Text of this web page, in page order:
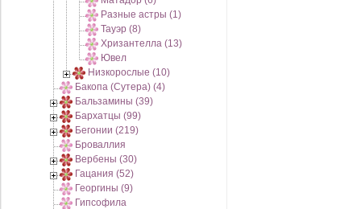
Разные астры (1)
Тауэр (8)
Хризантелла (13)
Ювел
Низкорослые (10)
Бакопа (Сутера) (4)
Бальзамины (39)
Бархатцы (99)
Бегонии (219)
Броваллия
Вербены (30)
Гацания (52)
Георгины (9)
Гипсофила